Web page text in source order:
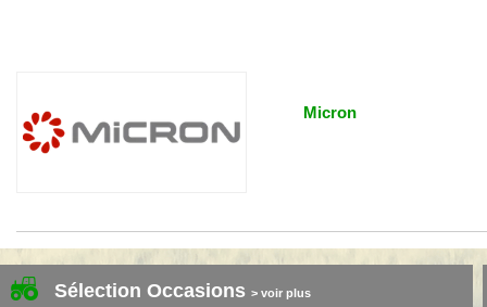
Micron
Sélection Occasions > voir plus